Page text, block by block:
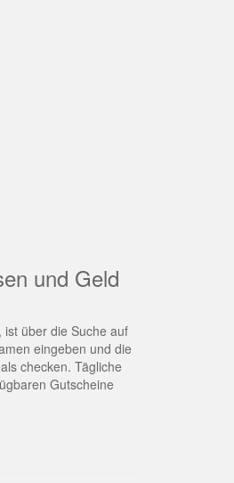
und Geld
über die Suche auf
eingeben und die
checken. Tägliche
Gutscheine